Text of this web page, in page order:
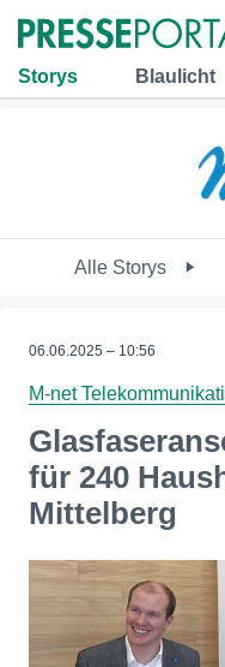
Storys Blaulicht
Alle Storys
06.06.2025 – 10:56
M-net
für 240
Mittelberg